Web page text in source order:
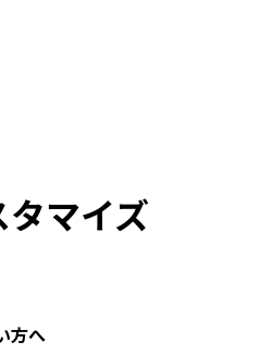
タマイズ
方へ